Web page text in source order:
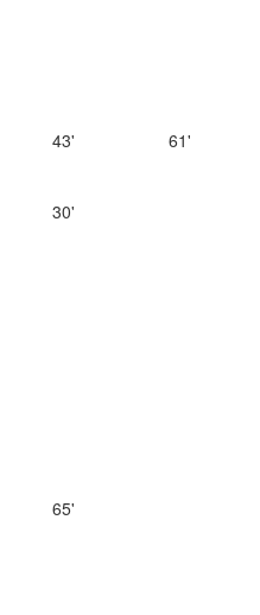
43'
61'
30'
65'